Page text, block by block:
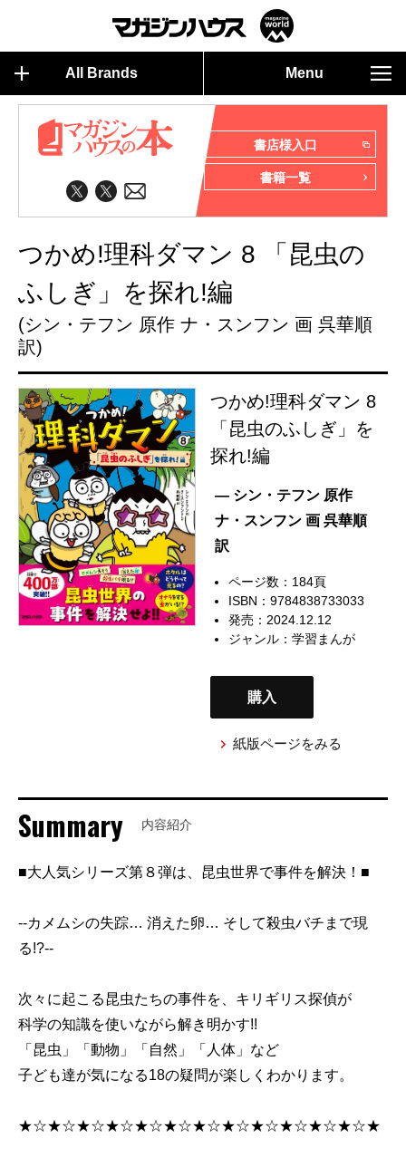
All Brands Menu
書店様入口
書籍一覧
つかめ!理科ダマン 8 「昆虫の
ふしぎ」を探れ!編
(シン・テフン 原作 ナ・スンフン 画 呉華順
訳)
つかめ!理科ダマン 8
「昆虫のふしぎ」を
探れ!編
— シン・テフン 原作
ナ・スンフン 画 呉華順
訳
ページ数：184頁
ISBN：9784838733033
発売：2024.12.12
ジャンル：学習まんが
購入
紙版ページをみる
Summary 内容紹介
■大人気シリーズ第８弾は、昆虫世界で事件を解決！■
--カメムシの失踪… 消えた卵… そして殺虫バチまで現
る!?--
次々に起こる昆虫たちの事件を、キリギリス探偵が
科学の知識を使いながら解き明かす!!
「昆虫」「動物」「自然」「人体」など
子ども達が気になる18の疑問が楽しくわかります。
★☆★☆★☆★☆★☆★☆★☆★☆★☆★☆★☆★☆★